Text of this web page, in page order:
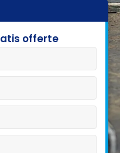
offerte